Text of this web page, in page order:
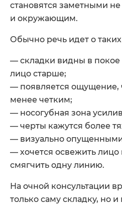
становятся заметными
и окружающим.
Обычно речь идет о таких
— складки видны в покое
лицо старше;
— появляется ощущение,
менее четким;
— носогубная зона
— черты кажутся более
— визуально
— хочется освежить лицо
смягчить одну линию.
На очной консультации
только саму складку, но